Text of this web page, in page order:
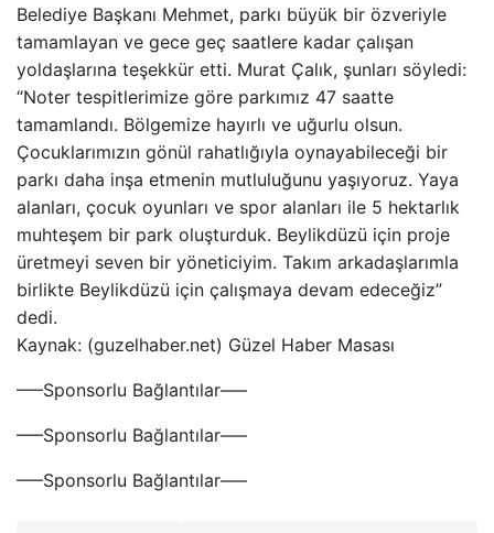
Belediye Başkanı Mehmet, parkı büyük bir özveriyle
tamamlayan ve gece geç saatlere kadar çalışan
yoldaşlarına teşekkür etti. Murat Çalık, şunları söyledi:
“Noter tespitlerimize göre parkımız 47 saatte
tamamlandı. Bölgemize hayırlı ve uğurlu olsun.
Çocuklarımızın gönül rahatlığıyla oynayabileceği bir
parkı daha inşa etmenin mutluluğunu yaşıyoruz. Yaya
alanları, çocuk oyunları ve spor alanları ile 5 hektarlık
muhteşem bir park oluşturduk. Beylikdüzü için proje
üretmeyi seven bir yöneticiyim. Takım arkadaşlarımla
birlikte Beylikdüzü için çalışmaya devam edeceğiz”
dedi.
Kaynak: (guzelhaber.net) Güzel Haber Masası
—–Sponsorlu Bağlantılar—–
—–Sponsorlu Bağlantılar—–
—–Sponsorlu Bağlantılar—–